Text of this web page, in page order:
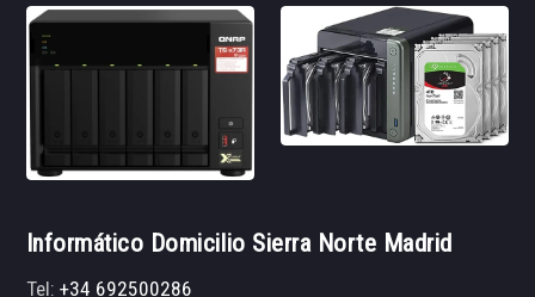
Informático Domicilio Sierra Norte Madrid
Tel:+34 692500286